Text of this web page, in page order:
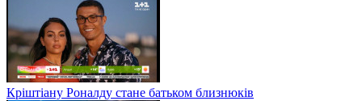
Кріштіану Роналду стане батьком близнюків